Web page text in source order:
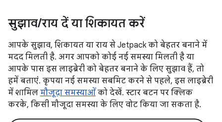
सुझाव/राय दें या शिकायत करें
आपके सुझाव, शिकायत या राय से Jetpack को बेहतर बनाने में
मदद मिलती है. अगर आपको कोई नई समस्या मिलती है या
आपके पास इस लाइब्रेरी को बेहतर बनाने के लिए सुझाव हैं, तो
हमें बताएं. कृपया नई समस्या सबमिट करने से पहले, इस लाइब्रेरी
में शामिल मौजूदा समस्याओं को देखें. स्टार बटन पर क्लिक
करके, किसी मौजूदा समस्या के लिए वोट किया जा सकता है.